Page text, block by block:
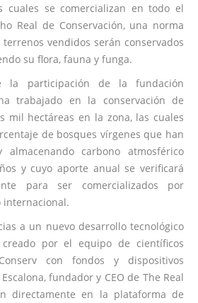
cuales se comercializan en todo el
Real de Conservación, una norma
vendidos serán conservados
su flora, fauna y funga.
la participación de la fundación
trabajado en la conservación de
mil hectáreas en la zona, las cuales
de bosques vírgenes que han
almacenando carbono atmosférico
y cuyo aporte anual se verificará
para ser comercializados por
internacional.
a un nuevo desarrollo tecnológico
por el equipo de científicos
con fondos y dispositivos
fundador y CEO de The Real
directamente en la plataforma de